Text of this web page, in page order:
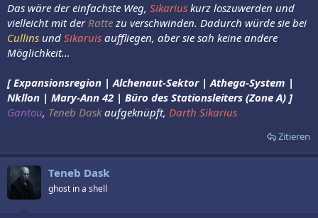
Das wäre der einfachste Weg, Sikarius kurz loszuwerden und
vielleicht mit derRattezu verschwinden. Dadurch würde sie bei
Cullins und Sikaruis auffliegen, aber sie sah keine andere
Möglichkeit…
[ Expansionsregion | Alchenaut-Sektor | Athega-System |
Nkllon | Mary-Ann 42 | Büro des Stationsleiters (Zone A) ]
Gantou, Teneb Daskaufgeknüpft, Darth Sikarius
Zitieren
Teneb Dask
ghost in a shell